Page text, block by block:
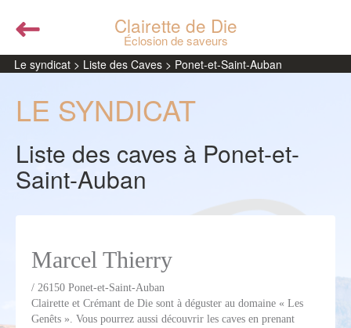
Clairette de Die
Éclosion de saveurs
Le syndicat > Liste des Caves > Ponet-et-Saint-Auban
LE SYNDICAT
Liste des caves à Ponet-et-
Saint-Auban
Marcel Thierry
/ 26150 Ponet-et-Saint-Auban
Clairette et Crémant de Die sont à déguster au domaine « Les
Genêts ». Vous pourrez aussi découvrir les caves en prenant